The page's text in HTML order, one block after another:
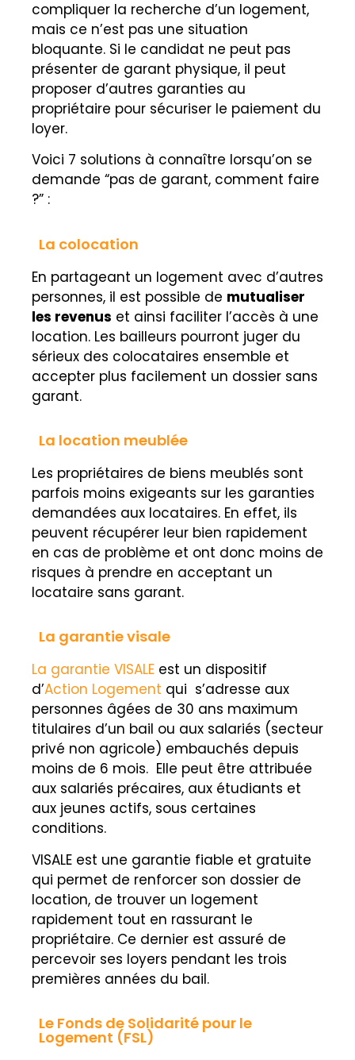
compliquer la recherche d’un logement,
mais ce n’est pas une situation
bloquante. Si le candidat ne peut pas
présenter de garant physique, il peut
proposer d’autres garanties au
propriétaire pour sécuriser le paiement du
loyer.
Voici 7 solutions à connaître lorsqu’on se
demande “pas de garant, comment faire
?” :
La colocation
En partageant un logement avec d’autres
personnes, il est possible de mutualiser
les revenus et ainsi faciliter l’accès à une
location. Les bailleurs pourront juger du
sérieux des colocataires ensemble et
accepter plus facilement un dossier sans
garant.
La location meublée
Les propriétaires de biens meublés sont
parfois moins exigeants sur les garanties
demandées aux locataires. En effet, ils
peuvent récupérer leur bien rapidement
en cas de problème et ont donc moins de
risques à prendre en acceptant un
locataire sans garant.
La garantie visale
La garantie VISALE est un dispositif
d’Action Logement qui s’adresse aux
personnes âgées de 30 ans maximum
titulaires d’un bail ou aux salariés (secteur
privé non agricole) embauchés depuis
moins de 6 mois. Elle peut être attribuée
aux salariés précaires, aux étudiants et
aux jeunes actifs, sous certaines
conditions.
VISALE est une garantie fiable et gratuite
qui permet de renforcer son dossier de
location, de trouver un logement
rapidement tout en rassurant le
propriétaire. Ce dernier est assuré de
percevoir ses loyers pendant les trois
premières années du bail.
Le Fonds de Solidarité pour le
Logement (FSL)